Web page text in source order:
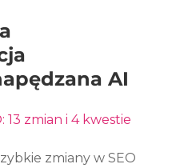
AI
13 zmian i 4 kwestie
zmiany w SEO